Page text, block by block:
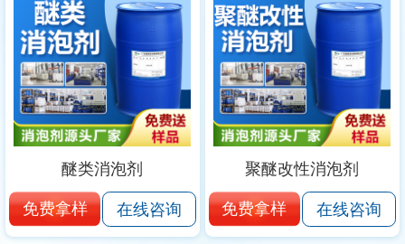
醚类消泡剂
免费拿样 在线咨询
聚醚改性消泡剂
免费拿样 在线咨询